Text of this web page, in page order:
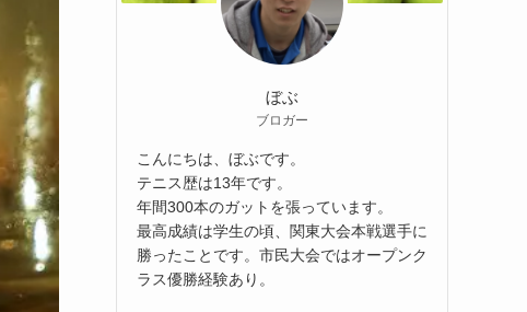
ぼぶ
ブロガー
こんにちは、ぼぶです。
テニス歴は13年です。
年間300本のガットを張っています。
最高成績は学生の頃、関東大会本戦選手に
勝ったことです。市民大会ではオープンク
ラス優勝経験あり。